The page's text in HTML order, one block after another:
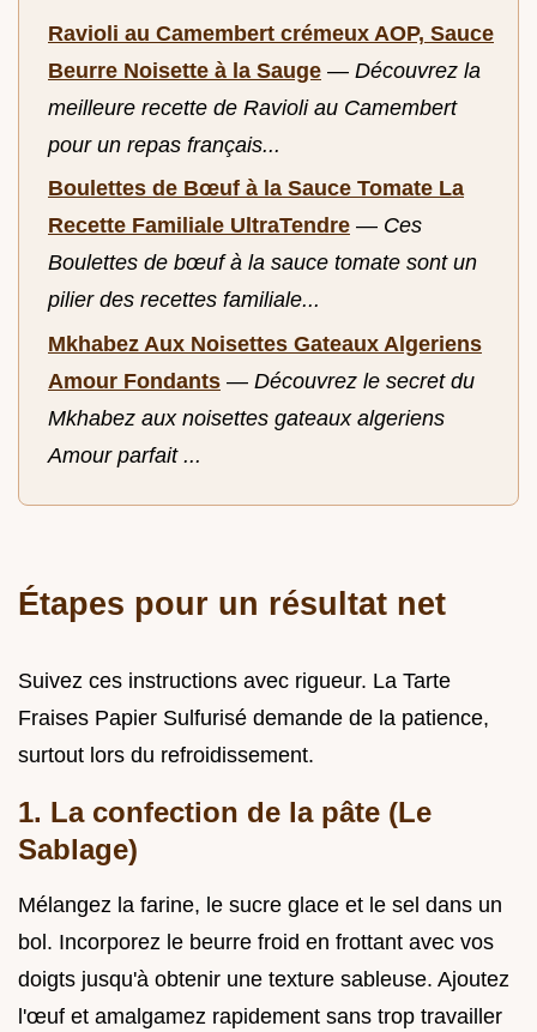
Ravioli au Camembert crémeux AOP, Sauce
Beurre Noisette à la Sauge — Découvrez la
meilleure recette de Ravioli au Camembert
pour un repas français...
Boulettes de Bœuf à la Sauce Tomate La
Recette Familiale UltraTendre — Ces
Boulettes de bœuf à la sauce tomate sont un
pilier des recettes familiale...
Mkhabez Aux Noisettes Gateaux Algeriens
Amour Fondants — Découvrez le secret du
Mkhabez aux noisettes gateaux algeriens
Amour parfait ...
Étapes pour un résultat net
Suivez ces instructions avec rigueur. La Tarte
Fraises Papier Sulfurisé demande de la patience,
surtout lors du refroidissement.
1. La confection de la pâte (Le
Sablage)
Mélangez la farine, le sucre glace et le sel dans un
bol. Incorporez le beurre froid en frottant avec vos
doigts jusqu'à obtenir une texture sableuse. Ajoutez
l'œuf et amalgamez rapidement sans trop travailler